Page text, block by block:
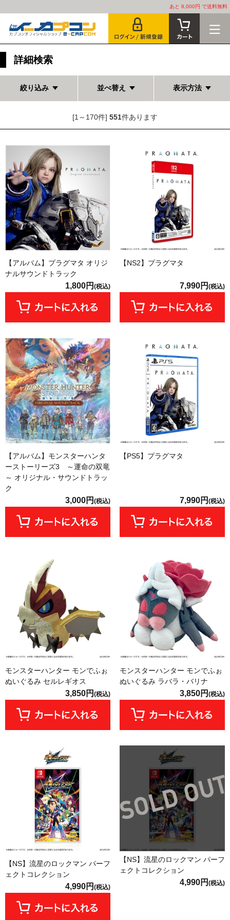
あと 8,000円 で送料無料
詳細検索
絞り込み 並べ替え 表示方法
[1～170件] 551件あります
【アルバム】プラグマタ オリジ
ナルサウンドトラック
1,800円 (税込)
【NS2】プラグマタ
7,990円 (税込)
【アルバム】モンスターハンタ
ーストーリーズ3 ～運命の双竜
～ オリジナル・サウンドトラッ
ク
3,000円 (税込)
【PS5】プラグマタ
7,990円 (税込)
モンスターハンター モンでふぉ
ぬいぐるみ セルレギオス
3,850円 (税込)
モンスターハンター モンでふぉ
ぬいぐるみ ラバラ・バリナ
3,850円 (税込)
【NS】流星のロックマン パーフ
ェクトコレクション
4,990円 (税込)
【NS】流星のロックマン パーフ
ェクトコレクション
4,990円 (税込)